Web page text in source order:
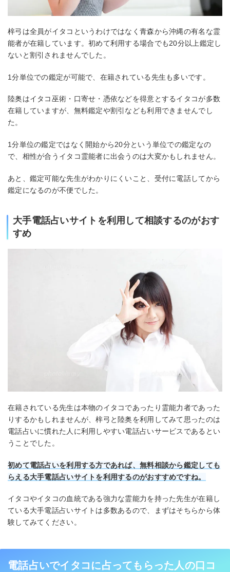
梓弓は全員がイタコというわけではなく青森から沖縄の有名な霊
能者が在籍しています。初めて利用する場合でも20分以上鑑定し
ないと割引されませんでした。
1分単位での鑑定が可能で、在籍されている先生も多いです。
陸奥はイタコ巫術・口寄せ・憑依などを得意とするイタコが多数
在籍していますが、無料鑑定や割引なども利用できませんでし
た。
1分単位の鑑定ではなく開始から20分という単位での鑑定なの
で、相性が合うイタコ霊能者に出会うのは大変かもしれません。
あと、鑑定可能な先生がわかりにくいこと、受付に電話してから
鑑定になるのが不便でした。
大手電話占いサイトを利用して相談するのがおす
すめ
在籍されている先生は本物のイタコであったり霊能力者であった
りするかもしれませんが、梓弓と陸奥を利用してみて思ったのは
電話占いに慣れた人に利用しやすい電話占いサービスであるとい
うことでした。
初めて電話占いを利用する方であれば、無料相談から鑑定しても
らえる大手電話占いサイトを利用するのがおすすめですね。
イタコやイタコの血統である強力な霊能力を持った先生が在籍し
ている大手電話占いサイトは多数あるので、まずはそちらから体
験してみてください。
電話占いでイタコに占ってもらった人の口コ